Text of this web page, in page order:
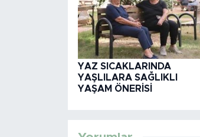
YAZ SICAKLARINDA
YAŞLILARA SAĞLIKLI
YAŞAM ÖNERİSİ